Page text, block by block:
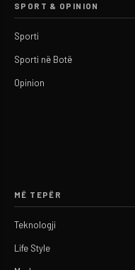
SPORT & OPINION
Sporti
Sporti në Botë
Opinion
MË TEPËR
Teknologji
Life Style